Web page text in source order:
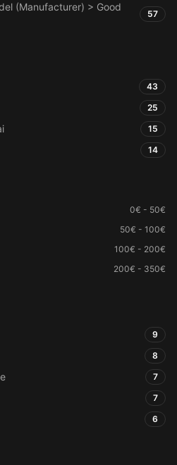
(Manufacturer) > Good
57
43
25
15
14
0€ - 50€
50€ - 100€
100€ - 200€
200€ - 350€
9
8
7
7
6